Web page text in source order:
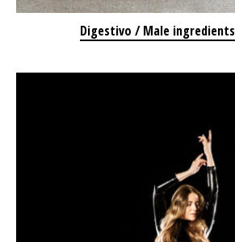
Digestivo / Male ingredients